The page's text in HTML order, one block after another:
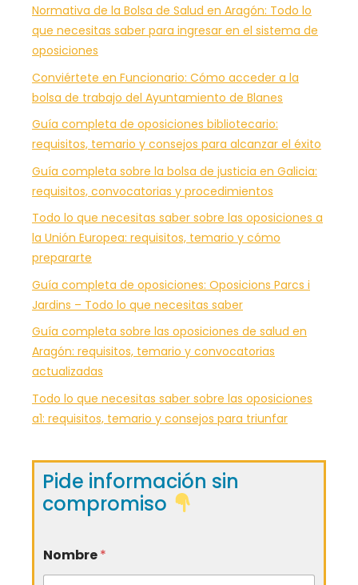
Normativa de la Bolsa de Salud en Aragón: Todo lo
que necesitas saber para ingresar en el sistema de
oposiciones
Conviértete en Funcionario: Cómo acceder a la
bolsa de trabajo del Ayuntamiento de Blanes
Guía completa de oposiciones bibliotecario:
requisitos, temario y consejos para alcanzar el éxito
Guía completa sobre la bolsa de justicia en Galicia:
requisitos, convocatorias y procedimientos
Todo lo que necesitas saber sobre las oposiciones a
la Unión Europea: requisitos, temario y cómo
prepararte
Guía completa de oposiciones: Oposicions Parcs i
Jardins – Todo lo que necesitas saber
Guía completa sobre las oposiciones de salud en
Aragón: requisitos, temario y convocatorias
actualizadas
Todo lo que necesitas saber sobre las oposiciones
a1: requisitos, temario y consejos para triunfar
Pide información sin
compromiso
Nombre*